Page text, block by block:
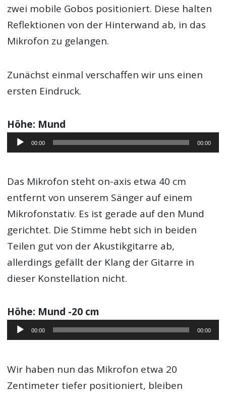
zwei mobile Gobos positioniert. Diese halten
Reflektionen von der Hinterwand ab, in das
Mikrofon zu gelangen.
Zunächst einmal verschaffen wir uns einen
ersten Eindruck.
Höhe: Mund
Audio-
Player
00:00 00:00
Das Mikrofon steht on-axis etwa 40 cm
entfernt von unserem Sänger auf einem
Mikrofonstativ. Es ist gerade auf den Mund
gerichtet. Die Stimme hebt sich in beiden
Teilen gut von der Akustikgitarre ab,
allerdings gefällt der Klang der Gitarre in
dieser Konstellation nicht.
Höhe: Mund -20 cm
Audio-
Player
00:00 00:00
Wir haben nun das Mikrofon etwa 20
Zentimeter tiefer positioniert, bleiben